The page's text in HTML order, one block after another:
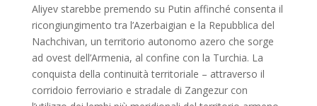
Aliyev starebbe premendo su Putin affinché consenta il
ricongiungimento tra l’Azerbaigian e la Repubblica del
Nachchivan, un territorio autonomo azero che sorge
ad ovest dell’Armenia, al confine con la Turchia. La
conquista della continuità territoriale – attraverso il
corridoio ferroviario e stradale di Zangezur con